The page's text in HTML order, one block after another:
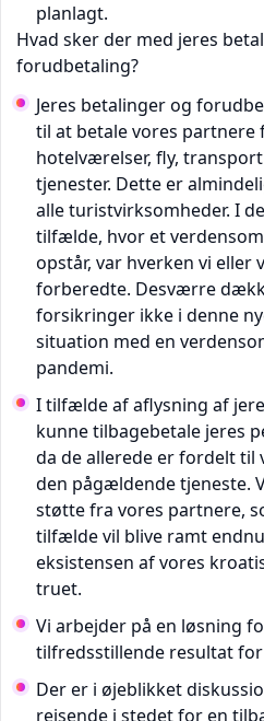
planlagt.
Hvad sker der med jeres
forudbetaling?
Jeres betalinger og
til at betale vores partnere
hotelværelser, fly,
tjenester. Dette er
alle turistvirksomheder. I
tilfælde, hvor et
opstår, var hverken vi eller
forberedte. Desværre
forsikringer ikke i denne
situation med en
pandemi.
I tilfælde af aflysning af
kunne tilbagebetale jeres
da de allerede er fordelt
den pågældende tjeneste.
støtte fra vores partnere,
tilfælde vil blive ramt
eksistensen af vores
truet.
Vi arbejder på en løsning
tilfredsstillende resultat
Der er i øjeblikket
rejsende i stedet for en